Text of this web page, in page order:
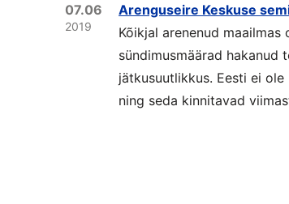
07.06
2019
Arenguseire Keskuse
Kõikjal arenenud
sündimusmäärad hakanud
jätkusuutlikkus. Eesti ei
ning seda kinnitavad